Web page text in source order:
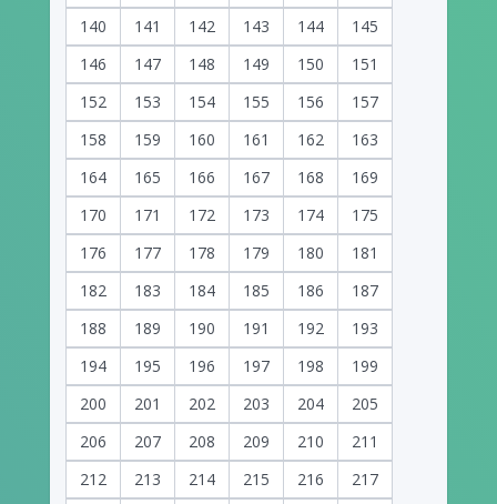
140
141 142 143 144
145
146
147 148 149 150
151
152
153 154 155 156
157
158
159 160 161 162
163
164
165 166 167 168
169
170
171 172 173 174
175
176
177 178 179 180
181
182
183 184 185 186
187
188
189 190 191 192
193
194
195 196 197 198
199
200
201 202 203 204
205
206
207 208 209 210
211
212
213 214 215 216
217